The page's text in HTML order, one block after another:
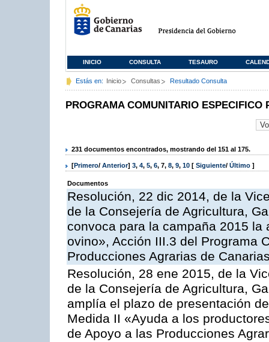
INICIO CONSULTA TESAURO
Estás en: Inicio Consultas Resultado Consulta
PROGRAMA COMUNITARIO ESPECIFICO
231 documentos encontrados, mostrando del 151 al 175.
[Primero/ Anterior] 3, 4, 5, 6, 7, 8, 9, 10 [ Siguiente/ Último ]
Documentos
Resolución, 22 dic 2014, de la
de la Consejería de Agricultura,
convoca para la campaña 2015
ovino», Acción III.3 del Programa
Producciones Agrarias de
Resolución, 28 ene 2015, de la
de la Consejería de Agricultura,
amplía el plazo de presentación
Medida II «Ayuda a los
de Apoyo a las Producciones